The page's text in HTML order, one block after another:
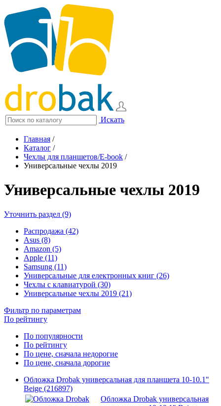
Искать
Главная /
Каталог /
Чехлы для планшетов/E-book /
Универсальные чехлы 2019
Универсальные чехлы 2019
Уточнить раздел (9)
Распродажа (42)
Asus (8)
Amazon (5)
Apple (11)
Samsung (11)
Универсальные для електронных книг (26)
Чехлы с клавиатурой (30)
Универсальные чехлы 2019 (21)
Фильтр по параметрам
По рейтингу
По популярности
По рейтингу
По цене, сначала недорогие
По цене, сначала дорогие
Обложка Drobak универсальная для планшета 10-10.1"
Beige (216897)
Обложка Drobak универсальная